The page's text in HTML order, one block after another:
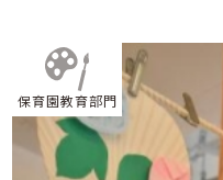
保育園教育部門